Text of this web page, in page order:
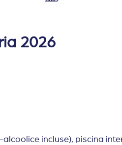
suplimentar - canapea
toate camerele au balcon/
2026
incluse), piscina